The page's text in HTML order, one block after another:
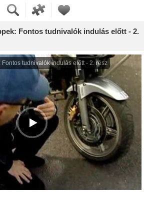
Fontos tudnivalók indulás előtt - 2.